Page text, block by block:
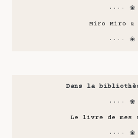
···· ❀
Miro Miro &
···· ❀
Dans la
···· ❀
Le livre de mes
···· ❀